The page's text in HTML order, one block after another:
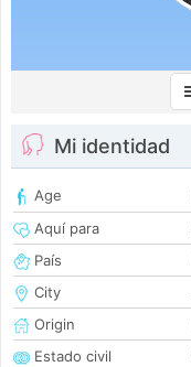
Mi identidad
Age
Aquí para
País
City
Origin
Estado civil